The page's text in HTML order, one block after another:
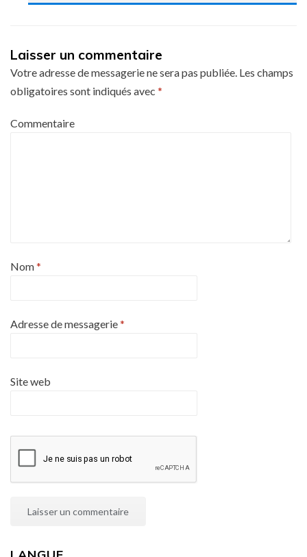
Laisser un commentaire
Votre adresse de messagerie ne sera pas publiée. Les champs
obligatoires sont indiqués avec *
Commentaire
Nom*
Adresse de messagerie*
Site web